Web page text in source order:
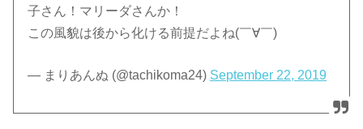
子さん！マリーダさんか！
この風貌は後から化ける前提だよね(￣∀￣)
— まりあんぬ (@tachikoma24) September 22, 2019